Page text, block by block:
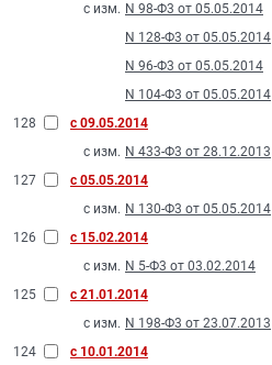
с изм. N 98-Ф3 от 05.05.2014
N 128-Ф3 от 05.05.2014
N 96-Ф3 от 05.05.2014
N 104-Ф3 от 05.05.2014
128
с 09.05.2014
с изм. N 433-Ф3 от 28.12.2013
127
с 05.05.2014
с изм. N 130-Ф3 от 05.05.2014
126
с 15.02.2014
с изм. N 5-Ф3 от 03.02.2014
125
с 21.01.2014
с изм. N 198-Ф3 от 23.07.2013
124
с 10.01.2014